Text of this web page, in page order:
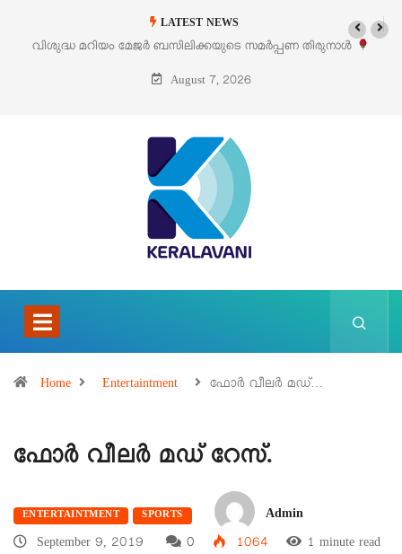
LATEST NEWS
വിശുദ്ധ മറിയം മേജർ ബസിലിക്കയുടെ സമർപ്പണ തിരുനാൾ
ഓഗസ്റ്റ് 5 –
August 7, 2026
Home Entertaintment ഫോർ വീലർ മഡ്…
ഫോർ വീലർ മഡ് റേസ്.
ENTERTAINTMENT SPORTS
Admin
September 9, 2019
0 1064 1 minute read